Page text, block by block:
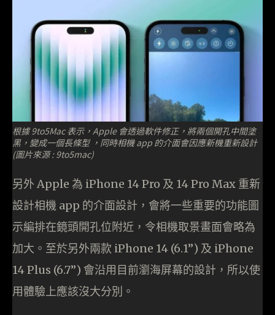
根據 9to5Mac 表示，Apple 會透過軟件修正，將兩個開孔中間塗
黑，變成一個長條型 ，同時相機 app 的介面會因應新機重新設計
(圖片來源 : 9to5mac)
另外 Apple 為 iPhone 14 Pro 及 14 Pro Max 重新
設計相機 app 的介面設計，會將一些重要的功能圖
示編排在鏡頭開孔位附近，令相機取景畫面會略為
加大。至於另外兩款 iPhone 14 (6.1”) 及 iPhone
14 Plus (6.7”) 會沿用目前瀏海屏幕的設計，所以使
用體驗上應該沒大分別。